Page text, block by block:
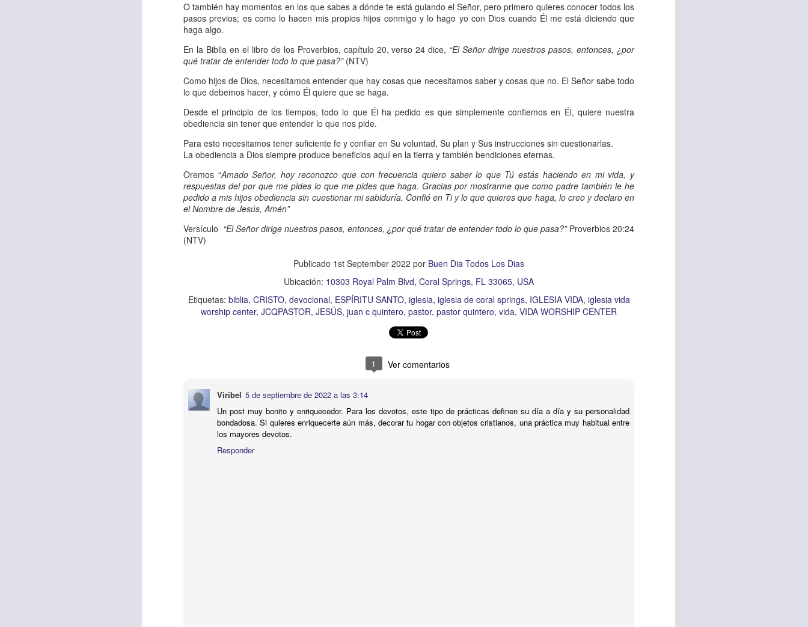
O también hay momentos en los que sabes a dónde te está guiando el Señor, pero primero quieres conocer todos los
pasos previos; es como lo hacen mis propios hijos conmigo y lo hago yo con Dios cuando Él me está diciendo que
haga algo.
En la Biblia en el libro de los Proverbios, capítulo 20, verso 24 dice, “El Señor dirige nuestros pasos, entonces, ¿por
qué tratar de entender todo lo que pasa?”(NTV)
Como hijos de Dios, necesitamos entender que hay cosas que necesitamos saber y cosas que no. El Señor sabe todo
lo que debemos hacer, y cómo Él quiere que se haga.
Desde el principio de los tiempos, todo lo que Él ha pedido es que simplemente confiemos en Él, quiere nuestra
obediencia sin tener que entender lo que nos pide.
Para esto necesitamos tener suficiente fe y confiar en Su voluntad, Su plan y Sus instrucciones sin cuestionarlas.
La obediencia a Dios siempre produce beneficios aquí en la tierra y también bendiciones eternas.
Oremos “Amado Señor, hoy reconozco que con frecuencia quiero saber lo que Tú estás haciendo en mi vida, y
respuestas del por que me pides lo que me pides que haga. Gracias por mostrarme que como padre también le he
pedido a mis hijos obediencia sin cuestionar mi sabiduría. Confió en Ti y lo que quieres que haga, lo creo y declaro en
el Nombre de Jesús, Amén”
Versículo “El Señor dirige nuestros pasos, entonces, ¿por qué tratar de entender todo lo que pasa?”Proverbios 20:24
(NTV)
Publicado 1st September 2022 por Buen Dia Todos Los Dias
Ubicación: 10303 Royal Palm Blvd, Coral Springs, FL 33065, USA
Etiquetas: biblia CRISTO devocional ESPÍRITU SANTO iglesia iglesia de coral springs IGLESIA VIDA iglesia vida
worship center JCQPASTOR JESÚS juan c quintero pastor pastor quintero vida VIDA WORSHIP CENTER
1 Ver comentarios
Viribel 5 de septiembre de 2022 a las 3:14
Un post muy bonito y enriquecedor. Para los devotos, este tipo de prácticas definen su día a día y su personalidad
bondadosa. Si quieres enriquecerte aún más, decorar tu hogar con objetos cristianos, una práctica muy habitual entre
los mayores devotos.
Responder
malo, seguid lo bueno”. Romanos 12:9 (RVR1960)
Dios nos pide que amemos sin fingimiento, con sinceridad, pero eso también significa que
debemos dejar una huella marcada, una especie de impronta de amor en los corazones de
las personas que amamos.
Amar es mucho más que decir“te amo” oque regalar
permanecer, de estar presente y de respetar a los seres amados.
Cuando amamos de verdad, expresamos la esencia de Dios; se alegra el corazón de los
seres amados, pero también se nos aumentan los deseos de vivir, se revive el propósito de
vida, porque en el amor todo lo podemos hacer, desde perdonar hasta vivir unidos en familia
para siempre.
Es tiempo de revisar el estado de tu corazón hacia quienes consideras importantes en tu
vida. En otras palabras, es tiempo de tener hogares a la manera de Dios y de amar como
Dios nos ama.
Señor, sé que por amor nos has redimido, nos has restaurado y nos das propósito;
por eso decido que, desde hoy, el motor de mi vida sea el amor, aquel que es sin fingimiento,
sincero, real. Bendigo a mi familia, me comprometo a amar sin condiciones; lo declaro en el
nombre de Jesús. Amén”.
El amor sea sin fingimiento. Aborreced lo malo, seguid lo bueno
11 hours agoporBuen Dia Todos Los Dias
Etiquetas:
biblia CRISTO devocional ESPÍRITU SANTO iglesia IGLESIA VIDA
iglesia vida worship center
JCQPASTOR JESÚS juan c quintero pastor pastor quintero vida VIDA WORSHIP CENTER